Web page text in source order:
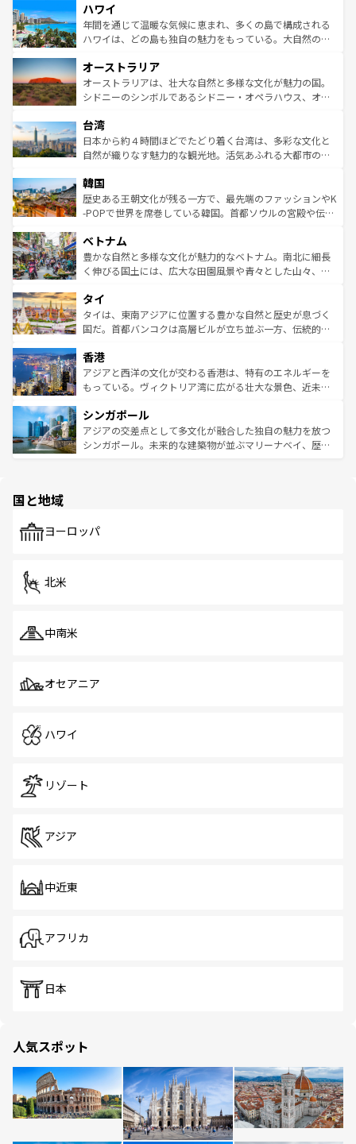
ば市内交通費無料で観光を楽しむこともできる。 なお、新
着のスイス情報はコンテンツ一覧 を参照してほしい。
のような巨大都市は、観光、ショッピング、エンターテイ
ンメントが詰まった刺激的なスポットだ。一方、アメリカ
西部には大自然が広がり、グランドキャニオンやイエロー
部のニューオーリンズでは、音楽と美食が融合した独特の
文化が魅力。旅行者はアメリカの各地域で異なる魅力を楽
しみながら、その多様性と豊かな歴史を感じることができ
ならではの贅沢な旅のスタイルだ。 なお、新着のアメリカ
情報はコンテンツ一覧を参照してほしい。
ハワイ
年間を通じて温暖な気候に恵まれ、多くの島で構成される
ハワイは、どの島も独自の魅力をもっている。大自然の神
ワイ島は見逃せない。また、定番の観光地といえばオアフ
島だが、静かな自然を求めるならマウイ島やカウアイ島が
おすすめ。エメラルドグリーンに輝く海をはじめ、豊かな
れるおもてなしの心で訪れる人々を迎えてくれるハワイの
人々、おいしいローカルフードやハワイアンミュージッ
ク、伝統的なフラダンスなど、すべてがハワイの魅力を彩
ワイを、存分に味わってほしい。 なお、新着のハワイ情報
はコンテンツ一覧を参照してほしい。
オーストラリア
オーストラリアは、壮大な自然と多様な文化が魅力の国。
シドニーのシンボルであるシドニー・オペラハウス、オー
リアリーフや大陸中央部にそびえるウルル（エアーズロッ
ク）、タスマニアの美しい原生林やケアンズの熱帯雨林な
ど、見どころがたくさん。また、カフェやワイン、オージ
いる。アクティビティも充実しており、サーフィンやダイ
ビング、ハイキングなど、アウトドア好きにはたまらな
い。オーストラリアの多彩な魅力を存分に味わいつくそ
参照してほしい。
台湾
日本から約４時間ほどでたどり着く台湾は、多彩な文化と
自然が織りなす魅力的な観光地。活気あふれる大都市の台
ン）、静ひつな山岳地帯である台湾東部など、都市の喧騒
と山間の静けさが共存しており、訪れる人に新しい発見と
驚きをもたらしてくれる。また、奥深い台湾の食文化も魅
容にもいいと評判のスイーツなど、バラエティ豊かな料理
が味わえる。 なお、新着の台湾情報は コンテンツ一覧を参
照してほしい。
韓国
歴史ある王朝文化が残る一方で、最先端のファッションやK
-POPで世界を席巻している韓国。首都ソウルの宮殿や伝統
き、地方に足を延ばせば四季折々の自然美を楽しむことが
できる。そして、キムチや焼肉、絶品のストリートフード
まで、さまざまな韓国料理が待っている。夜には、韓国な
リティに包まれながら、韓国の多彩な魅力を心ゆくまで味
わってみてほしい。 なお、新着の韓国情報はコンテンツ一
覧を参照してほしい。
ベトナム
豊かな自然と多様な文化が魅力的なベトナム。南北に細長
く伸びる国土には、広大な田園風景や青々とした山々、世
急速な発展と共に伝統が息づく。ハノイの古い町並みやホ
ーチミン市のフランス統治時代の建物も、独特の雰囲気を
醸し出している。また、バラエティの豊かさとおいしさで
とつ。フォーやバインミー、ベトナムコーヒーなどは、ぜ
ひ現地で味わいたい。どの地域を訪れてもあたたかい人々
が旅行者を迎えてくれるので、きっと忘れられない旅にな
参照してほしい。
タイ
タイは、東南アジアに位置する豊かな自然と歴史が息づく
国だ。首都バンコクは高層ビルが立ち並ぶ一方、伝統的な
の活気が交差している。北部ではチェンマイなどの山岳地
帯で自然と触れ合い、南部ではプーケットやクラビの美し
いビーチでリゾート気分を楽しむことができる。タイ料理
激する。気候は一年中温暖で、どの季節にも異なる楽しみ
が待っている。親しみやすいタイの人々、仏教を中心とし
た文化、そして多様な観光資源が、訪れる旅人を魅了し続
香港
アジアと西洋の文化が交わる香港は、特有のエネルギーを
もっている。ヴィクトリア湾に広がる壮大な景色、近未来
み、どこを訪れても感動するはず。観光スポットが密集し
ており、効率よく見どころを回れるのも魅力。息をのむよ
うな絶景から文化的な体験まで、香港を存分に楽しみ尽く
シンガポール
アジアの交差点として多文化が融合した独自の魅力を放つ
シンガポール。未来的な建築物が並ぶマリーナベイ、歴史
で、ホーカーズは地元の風情を楽しめる外せないスポット
国と地域
ヨーロッパ
北米
中南米
オセアニア
ハワイ
リゾート
アジア
中近東
アフリカ
日本
人気スポット